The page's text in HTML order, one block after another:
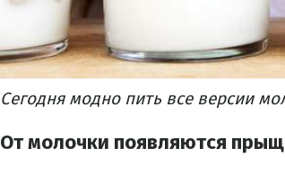
Сегодня модно пить все версии
От молочки появляются